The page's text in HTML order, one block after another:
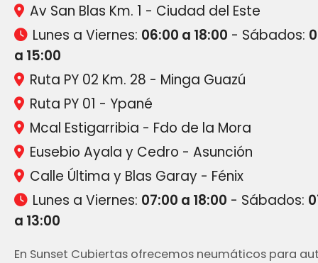
Av San Blas Km. 1 - Ciudad del Este
Lunes a Viernes: 06:00 a 18:00 - Sábados:
a 15:00
Ruta PY 02 Km. 28 - Minga Guazú
Ruta PY 01 - Ypané
Mcal Estigarribia - Fdo de la Mora
Eusebio Ayala y Cedro - Asunción
Calle Última y Blas Garay - Fénix
Lunes a Viernes: 07:00 a 18:00 - Sábados:
a 13:00
En Sunset Cubiertas ofrecemos neumáticos para